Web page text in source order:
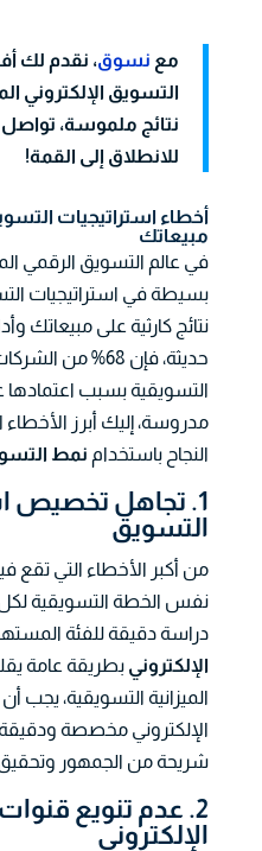
مع نسوق، نقدم لك
التسويق الإلكتروني
نتائج ملموسة،
للانطلاق إلى القمة!
أخطاء استراتيجيات
مبيعاتك
في عالم التسويق الرقمي
بسيطة في استراتيجيات
نتائج كارثية على مبيعاتك
حديثة، فإن 68%
التسويقية بسبب اعتمادها
مدروسة، إليك أبرز
النجاح باستخدام نمط
1. تجاهل تخصيص
التسويق
من أكبر الأخطاء التي تقع
نفس الخطة التسويقية
دراسة دقيقة للفئة
الإلكتروني بطريقة عامة
الميزانية التسويقية، يجب
الإلكتروني مخصصة
شريحة من الجمهور
2. عدم تنويع
الإلكتروني